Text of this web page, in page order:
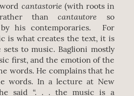
cantastorie (with roots in
thancantautore so
his contemporaries. For
is what creates the text, it is
to music. Baglioni mostly
first, and the emotion of the
words. He complains that he
words. In a lecture at New
said “. . . the music is a